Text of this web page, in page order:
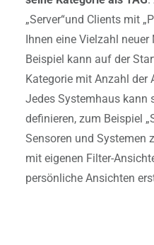
„Server“und Clients mit
Ihnen eine Vielzahl
Beispiel kann auf der
Kategorie mit Anzahl der
Jedes Systemhaus kann
definieren, zum Beispiel
Sensoren und Systemen
mit eigenen Filter-
persönliche Ansichten